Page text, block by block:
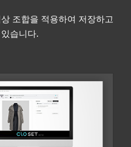
조합을 적용하여 저장하고
습니다.